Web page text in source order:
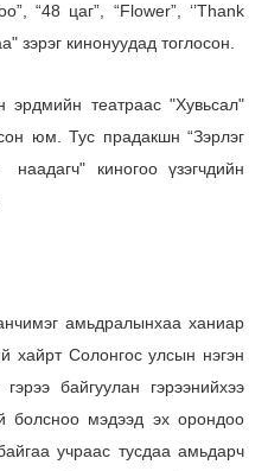
“48 цаг”, “Flower”, ‘’Thank
зэрэг кинонуудад тоглосон.
театраас "Хувьсал"
юм. Тус прадакшн “Зэрлэг
киногоо үзэгчдийн
амьдралынхаа ханиар
хайрт Солонгос улсын нэгэн
байгуулан гэрээнийхээ
болсноо мэдээд эх орондоо
учраас тусдаа амьдарч